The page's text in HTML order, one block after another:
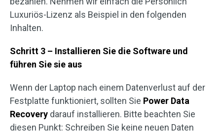
Luxuriös-Lizenz als Beispiel in den folgenden
Inhalten.
Schritt 3 – Installieren Sie die Software und
führen Sie sie aus
Wenn der Laptop nach einem Datenverlust auf der
Festplatte funktioniert, sollten Sie Power Data
Recovery darauf installieren. Bitte beachten Sie
diesen Punkt: Schreiben Sie keine neuen Daten